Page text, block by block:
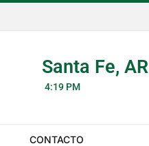
Santa Fe, AR
4:19 PM
CONTACTO